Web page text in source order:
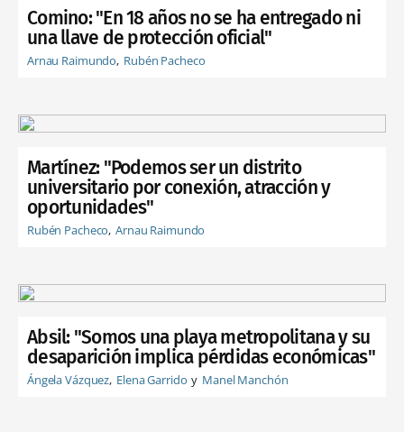
Comino: "En 18 años no se ha entregado ni
una llave de protección oficial"
Arnau Raimundo Rubén Pacheco
Martínez: "Podemos ser un distrito
universitario por conexión, atracción y
oportunidades"
Rubén Pacheco Arnau Raimundo
Absil: "Somos una playa metropolitana y su
desaparición implica pérdidas económicas"
Ángela Vázquez Elena Garrido Manel Manchón